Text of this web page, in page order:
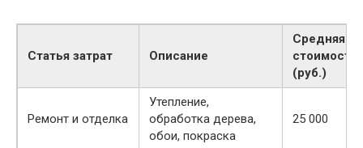
Статья затрат Описание
Средняя
стоимость
(руб.)
Ремонт и отделка
Утепление,
обработка дерева,
обои, покраска
25 000